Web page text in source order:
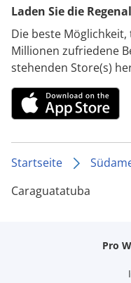
Laden Sie die
Die beste
Millionen zufriedene
stehenden Store(s)
Startseite
Caraguatatuba
Pro